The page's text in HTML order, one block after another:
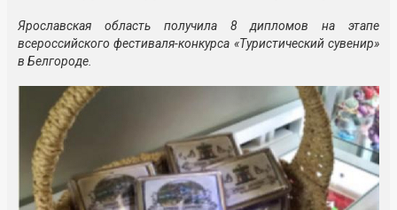
Ярославская область получила 8 дипломов на этапе
всероссийского фестиваля-конкурса «Туристический сувенир»
в Белгороде.